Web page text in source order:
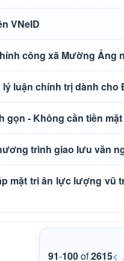
VNeID
công xã Mường Ảng
luận chính trị dành cho
gọn - Không cần tiền mặt
trình giao lưu văn
mặt tri ân lực lượng vũ
91-100of2615<